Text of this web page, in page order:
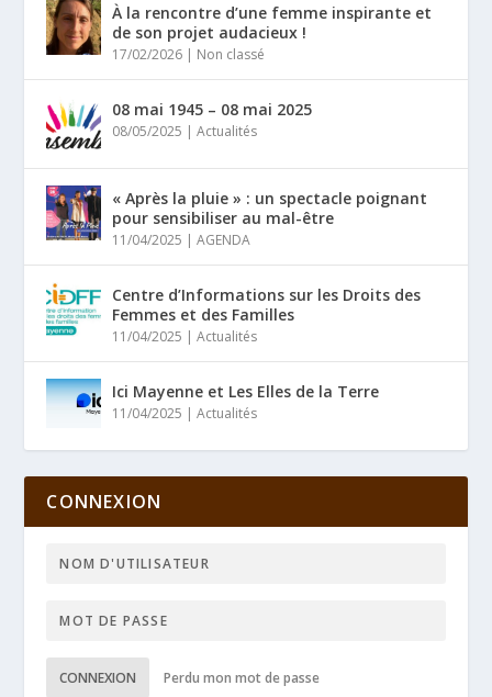
À la rencontre d’une femme inspirante et
de son projet audacieux !
17/02/2026 | Non classé
08 mai 1945 – 08 mai 2025
08/05/2025 |Actualités
« Après la pluie » : un spectacle poignant
pour sensibiliser au mal-être
11/04/2025 |AGENDA
Centre d’Informations sur les Droits des
Femmes et des Familles
11/04/2025 |Actualités
Ici Mayenne et Les Elles de la Terre
11/04/2025 |Actualités
CONNEXION
CONNEXION Perdu mon mot de passe